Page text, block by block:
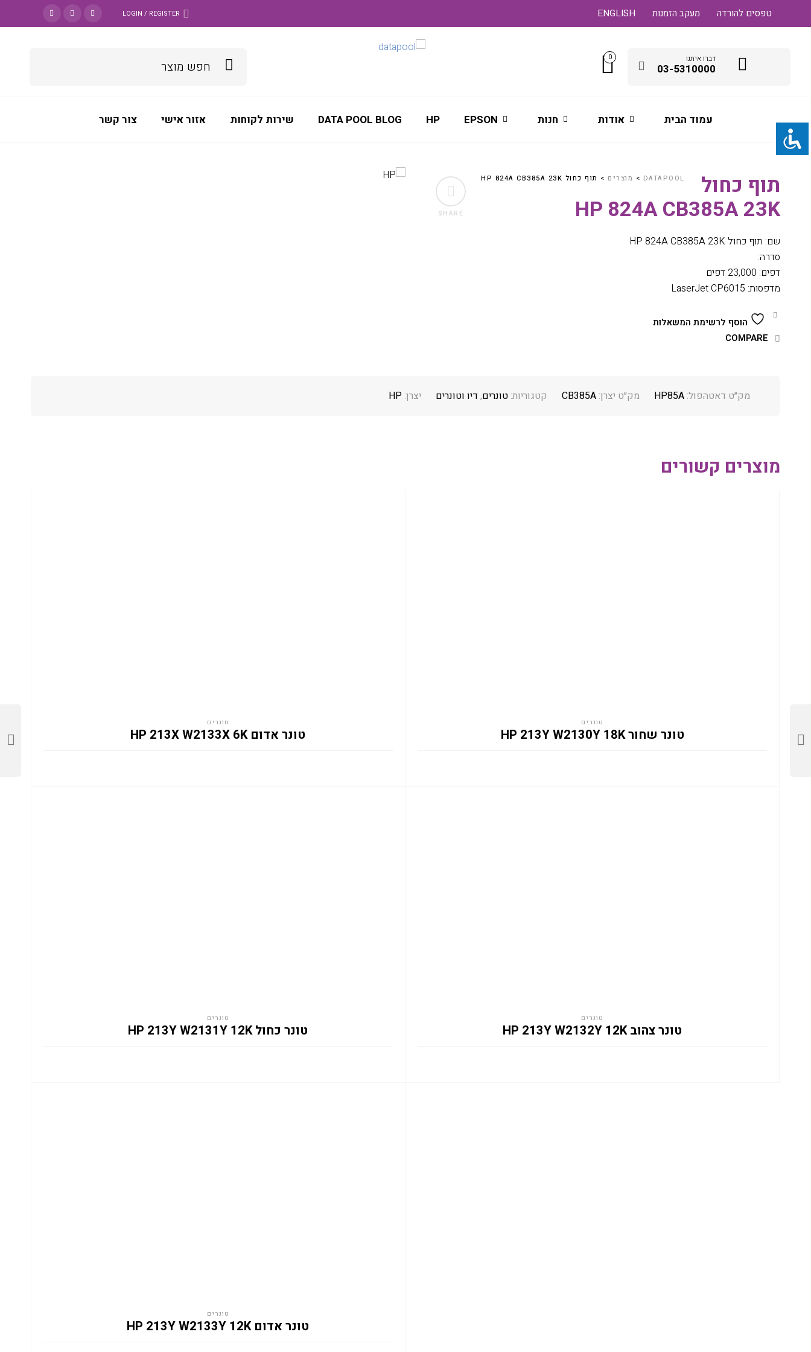
ENGLISH מעקב הזמנות טפסים להורדה LOGIN / REGISTER
דברו איתנו
03-5310000
0
עמוד הבית אודות חנות EPSON
HP
DATA POOL BLOG שירות לקוחות אזור אישי צור קשר
SHARE
DATAPOOL
> מוצרים > תוף כחול HP 824A CB385A 23K
תוף כחול
HP 824A CB385A 23K
שם: תוף כחול HP 824A CB385A 23K
סדרה:
דפים: 23,000 דפים
מדפסות: LaserJet CP6015
הוסף לרשימת המשאלות
COMPARE
מק״ט דאטהפול: HP85A מק״ט יצרן: CB385A קטגוריות: טונרים, דיו וטונרים יצרן: HP
מוצרים קשורים
טונרים
טונר אדום HP 213X W2133X 6K
טונרים
טונר שחור HP 213Y W2130Y 18K
טונרים
טונר כחול HP 213Y W2131Y 12K
טונרים
טונר צהוב HP 213Y W2132Y 12K
טונרים
טונר אדום HP 213Y W2133Y 12K